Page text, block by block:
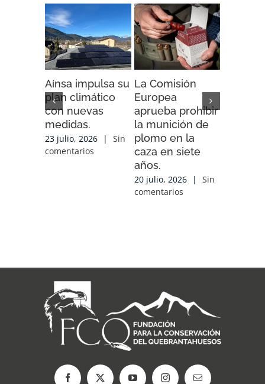
Aínsa impulsa su
plan climático
con nuevas
medidas.
23 julio, 2026 |
Sin
comentarios
La Comisión
Europea
aprueba prohibir
la munición de
plomo en la
caza en siete
años.
20 julio, 2026 |
Sin
comentarios